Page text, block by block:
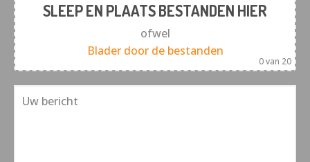
SLEEP EN PLAATS BESTANDEN HIER
ofwel
Blader door de bestanden
0van 20